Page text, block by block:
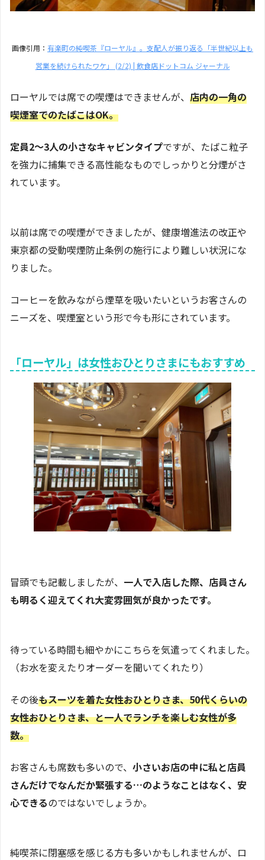
画像引用： 有楽町の純喫茶『ローヤル』。支配人が振り返る「半世紀以上も
営業を続けられたワケ」 (2/2) | 飲食店ドットコム ジャーナル
ローヤルでは席での喫煙はできませんが、 店内の一角の
喫煙室でのたばこはOK。
定員2～3人の小さなキャビンタイプですが、たばこ粒子
を強力に捕集できる高性能なものでしっかりと分煙がさ
れています。
以前は席での喫煙ができましたが、健康増進法の改正や
東京都の受動喫煙防止条例の施行により難しい状況にな
りました。
コーヒーを飲みながら煙草を吸いたいというお客さんの
ニーズを、喫煙室という形で今も形にされています。
「ローヤル」は女性おひとりさまにもおすすめ
冒頭でも記載しましたが、 一人で入店した際、店員さん
も明るく迎えてくれ大変雰囲気が良かったです。
待っている時間も細やかにこちらを気遣ってくれました。
（お水を変えたりオーダーを聞いてくれたり）
その後もスーツを着た女性おひとりさま、50代くらいの
女性おひとりさま、と一人でランチを楽しむ女性が多
数。
お客さんも席数も多いので、 小さいお店の中に私と店員
さんだけでなんだか緊張する…のようなことはなく、安
心できるのではないでしょうか。
純喫茶に閉塞感を感じる方も多いかもしれませんが、ロ